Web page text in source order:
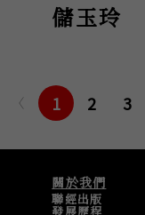
儲玉玲
1 2 3
關於我們
聯經出版
發展歷程